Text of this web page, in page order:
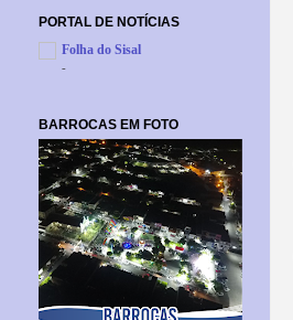
PORTAL DE NOTÍCIAS
Folha do Sisal
-
BARROCAS EM FOTO